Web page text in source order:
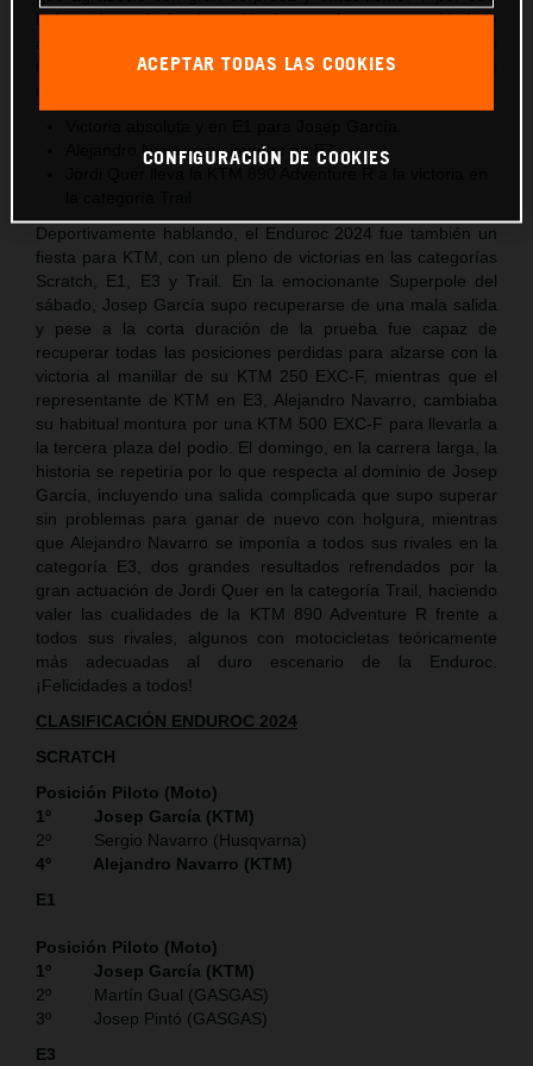
lado, todo un baño de multitudes con las gran cantidad de
felicitar y hacerse fotos con el campeón, que no cesó ni un
Alejandro Navarro se impone en E3
Deportivamente hablando, el Enduroc 2024 fue también un
fiesta para KTM, con un pleno de victorias en las categorías
Scratch, E1, E3 y Trail. En la emocionante Superpole del
sábado, Josep García supo recuperarse de una mala salida
y pese a la corta duración de la prueba fue capaz de
recuperar todas las posiciones perdidas para alzarse con la
victoria al manillar de su KTM 250 EXC-F, mientras que el
representante de KTM en E3, Alejandro Navarro, cambiaba
su habitual montura por una KTM 500 EXC-F para llevarla a
la tercera plaza del podio. El domingo, en la carrera larga, la
historia se repetiría por lo que respecta al dominio de Josep
García, incluyendo una salida complicada que supo superar
sin problemas para ganar de nuevo con holgura, mientras
que Alejandro Navarro se imponía a todos sus rivales en la
categoría E3, dos grandes resultados refrendados por la
gran actuación de Jordi Quer en la categoría Trail, haciendo
valer las cualidades de la KTM 890 Adventure R frente a
todos sus rivales, algunos con motocicletas teóricamente
más adecuadas al duro escenario de la Enduroc.
¡Felicidades a todos!
CLASIFICACIÓN ENDUROC 2024
SCRATCH
Posición Piloto (Moto)
1º Josep García (KTM)
2º Sergio Navarro (Husqvarna)
4º Alejandro Navarro (KTM)
E1
Posición Piloto (Moto)
1º Josep García (KTM)
2º Martín Gual (GASGAS)
3º Josep Pintó (GASGAS)
E3
ACEPTAR TODAS LAS COOKIES
CONFIGURACIÓN DE COOKIES